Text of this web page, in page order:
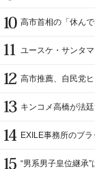
高市首相の「休ん
ユースケ・サンタ
高市推薦、自民党
キンコメ高橋が法
EXILE事務所のブ
“男系男子皇位継承